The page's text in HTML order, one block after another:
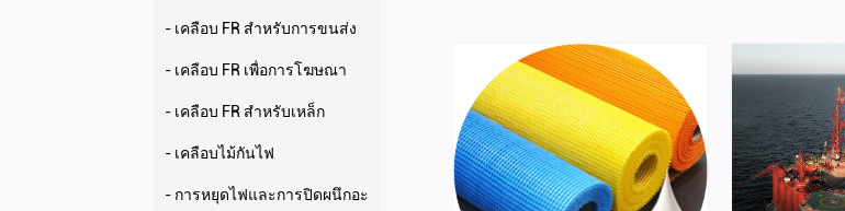
- เคลือบ FR สำหรับการขนส่ง
- เคลือบ FR เพื่อการโฆษณา
- เคลือบ FR สำหรับเหล็ก
- เคลือบไม้กันไฟ
- การหยุดไฟและการปิดผนึกอะ